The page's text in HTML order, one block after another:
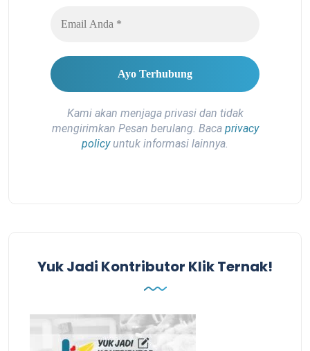
Kami akan menjaga privasi dan tidak
mengirimkan Pesan berulang. Baca privacy
policyuntuk informasi lainnya.
Yuk Jadi Kontributor Klik Ternak!